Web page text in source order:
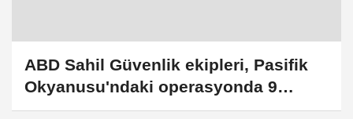
ABD Sahil Güvenlik ekipleri, Pasifik
Okyanusu'ndaki operasyonda 9
tondan fazla kokain ele geçirdi